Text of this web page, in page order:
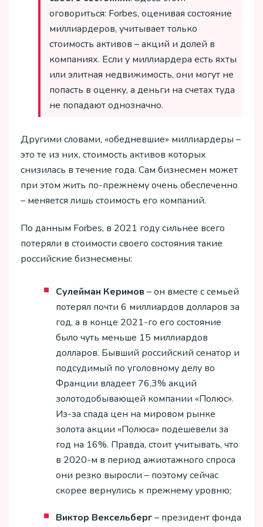
оговориться: Forbes, оценивая состояние
миллиардеров, учитывает только
стоимость активов – акций и долей в
компаниях. Если у миллиардера есть яхты
или элитная недвижимость, они могут не
попасть в оценку, а деньги на счетах туда
не попадают однозначно.
Другими словами, «обедневшие» миллиардеры –
это те из них, стоимость активов которых
снизилась в течение года. Сам бизнесмен может
при этом жить по-прежнему очень обеспеченно
– меняется лишь стоимость его компаний.
По данным Forbes, в 2021 году сильнее всего
потеряли в стоимости своего состояния такие
российские бизнесмены:
Сулейман Керимов – он вместе с семьей
потерял почти 6 миллиардов долларов за
год, а в конце 2021-го его состояние
было чуть меньше 15 миллиардов
долларов. Бывший российский сенатор и
подсудимый по уголовному делу во
Франции владеет 76,3% акций
золотодобывающей компании «Полюс».
Из-за спада цен на мировом рынке
золота акции «Полюса» подешевели за
год на 16%. Правда, стоит учитывать, что
в 2020-м в период ажиотажного спроса
они резко выросли – поэтому сейчас
скорее вернулись к прежнему уровню;
Виктор Вексельберг– президент фонда